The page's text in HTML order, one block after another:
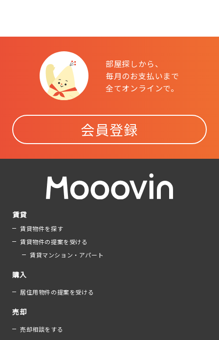
部屋探しから、
毎月のお支払いまで
全てオンラインで。
会員登録
賃貸
賃貸物件を探す
賃貸物件の提案を受ける
賃貸マンション・アパート
購入
居住用物件の提案を受ける
売却
売却相談をする